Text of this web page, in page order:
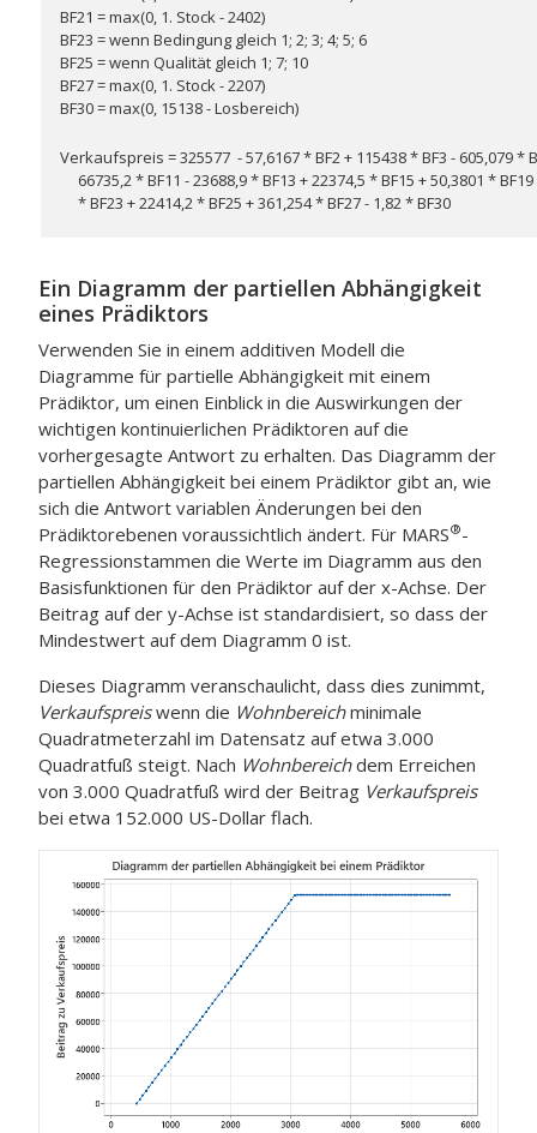
BF21 = max(0, 1. Stock - 2402)
BF23 = wenn Bedingung gleich 1; 2; 3; 4; 5; 6
BF25 = wenn Qualität gleich 1; 7; 10
BF27 = max(0, 1. Stock - 2207)
BF30 = max(0, 15138 - Losbereich)
Verkaufspreis = 325577 - 57,6167 * BF2 + 115438 * BF3 - 605,079 *
66735,2 * BF11 - 23688,9 * BF13 + 22374,5 * BF15 + 50,3801 *
* BF23 + 22414,2 * BF25 + 361,254 * BF27 - 1,82 * BF30
Ein Diagramm der partiellen Abhängigkeit
eines Prädiktors
Verwenden Sie in einem additiven Modell die
Diagramme für partielle Abhängigkeit mit einem
Prädiktor, um einen Einblick in die Auswirkungen der
wichtigen kontinuierlichen Prädiktoren auf die
vorhergesagte Antwort zu erhalten. Das Diagramm der
partiellen Abhängigkeit bei einem Prädiktor gibt an, wie
sich die Antwort variablen Änderungen bei den
Prädiktorebenen voraussichtlich ändert. Für MARS®-
Regressionstammen die Werte im Diagramm aus den
Basisfunktionen für den Prädiktor auf der x-Achse. Der
Beitrag auf der y-Achse ist standardisiert, so dass der
Mindestwert auf dem Diagramm 0 ist.
Dieses Diagramm veranschaulicht, dass dies zunimmt,
Verkaufspreiswenn die Wohnbereichminimale
Quadratmeterzahl im Datensatz auf etwa 3.000
Quadratfuß steigt. Nach Wohnbereichdem Erreichen
von 3.000 Quadratfuß wird der Beitrag Verkaufspreis
bei etwa 152.000 US-Dollar flach.